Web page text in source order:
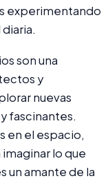
experimentando
son una
y
nuevas
fascinantes.
en el espacio,
lo que
un amante de la